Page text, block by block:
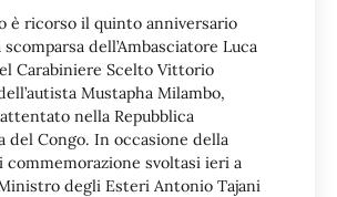
è ricorso il quinto anniversario
dell’Ambasciatore Luca
Carabiniere Scelto Vittorio
Mustapha Milambo,
nella Repubblica
del Congo. In occasione della
commemorazione svoltasi ieri a
degli Esteri Antonio Tajani